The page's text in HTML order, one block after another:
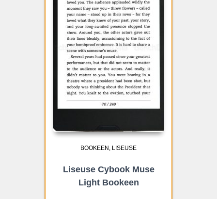
BOOKEEN LISEUSE
Liseuse Cybook Muse
Light Bookeen